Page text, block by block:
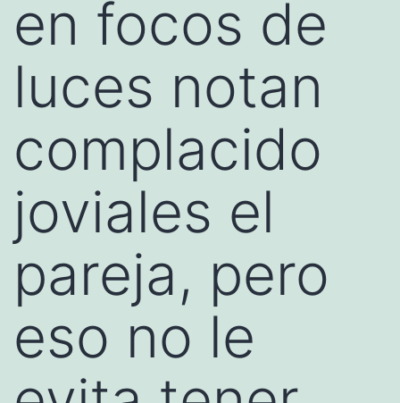
en focos de
luces notan
complacido
joviales el
pareja, pero
eso no le